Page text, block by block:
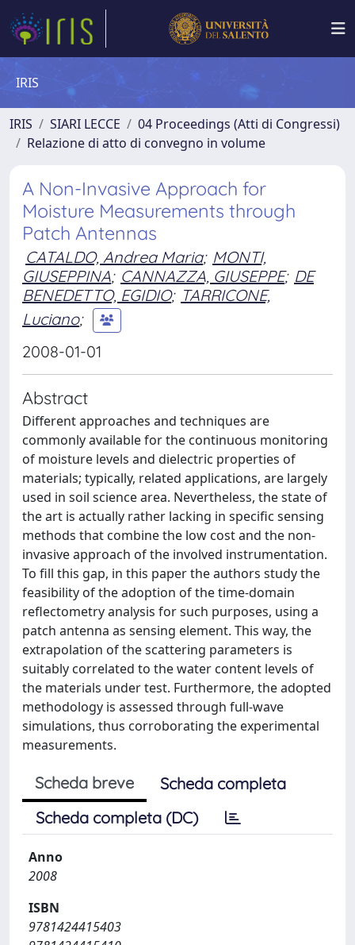
IRIS
IRIS SIARI LECCE
04 Proceedings (Atti di Congressi)
Relazione di atto di convegno in volume
A Non-Invasive Approach for
Moisture Measurements through
Patch Antennas
CATALDO, Andrea Maria; MONTI,
GIUSEPPINA; CANNAZZA, GIUSEPPE; DE
BENEDETTO, EGIDIO; TARRICONE,
Luciano;
2008-01-01
Abstract
Different approaches and techniques are
commonly available for the continuous monitoring
of moisture levels and dielectric properties of
materials; typically, related applications, are largely
used in soil science area. Nevertheless, the state of
the art is actually rather lacking in specific sensing
methods that combine the low cost and the non-
invasive approach of the involved instrumentation.
To fill this gap, in this paper the authors study the
feasibility of the adoption of the time-domain
reflectometry analysis for such purposes, using a
patch antenna as sensing element. This way, the
extrapolation of the scattering parameters is
suitably correlated to the water content levels of
the materials under test. Furthermore, the adopted
methodology is assessed through full-wave
simulations, thus corroborating the experimental
measurements.
Scheda breve
Scheda completa
Scheda completa (DC)
Anno
2008
ISBN
9781424415403